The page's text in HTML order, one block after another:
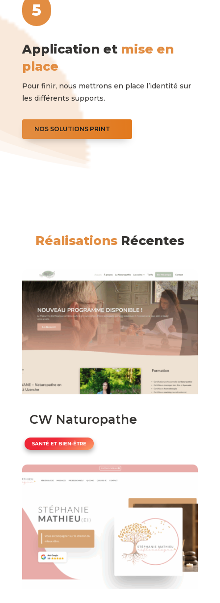
5
Application et mise en
place
Pour finir, nous mettrons en place l’identité sur
les différents supports.
NOS SOLUTIONS PRINT
Réalisations Récentes
CW Naturopathe
SANTÉ ET BIEN-ÊTRE